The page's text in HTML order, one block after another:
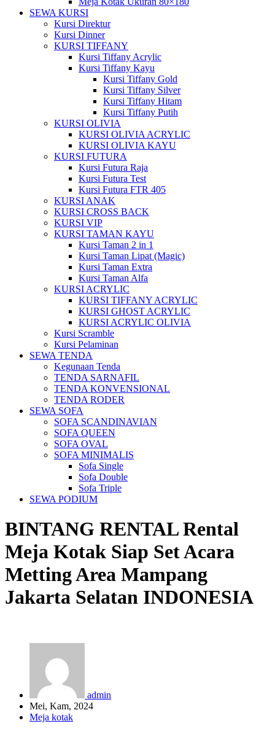
SEWA KURSI
Kursi Direktur
Kursi Dinner
KURSI TIFFANY
Kursi Tiffany Acrylic
Kursi Tiffany Kayu
Kursi Tiffany Gold
Kursi Tiffany Silver
Kursi Tiffany Hitam
Kursi Tiffany Putih
KURSI OLIVIA
KURSI OLIVIA ACRYLIC
KURSI OLIVIA KAYU
KURSI FUTURA
Kursi Futura Raja
Kursi Futura Test
Kursi Futura FTR 405
KURSI ANAK
KURSI CROSS BACK
KURSI VIP
KURSI TAMAN KAYU
Kursi Taman 2 in 1
Kursi Taman Lipat (Magic)
Kursi Taman Extra
Kursi Taman Alfa
KURSI ACRYLIC
KURSI TIFFANY ACRYLIC
KURSI GHOST ACRYLIC
KURSI ACRYLIC OLIVIA
Kursi Scramble
Kursi Pelaminan
SEWA TENDA
Kegunaan Tenda
TENDA SARNAFIL
TENDA KONVENSIONAL
TENDA RODER
SEWA SOFA
SOFA SCANDINAVIAN
SOFA QUEEN
SOFA OVAL
SOFA MINIMALIS
Sofa Single
Sofa Double
Sofa Triple
SEWA PODIUM
BINTANG RENTALRental
Meja Kotak Siap Set Acara
Metting Area Mampang
Jakarta Selatan INDONESIA
admin
Mei, Kam, 2024
Meja kotak